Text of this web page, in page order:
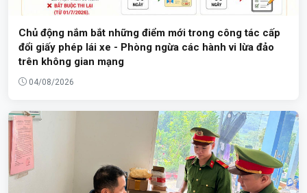
Chủ động nắm bắt những điểm mới trong công tác cấp
đổi giấy phép lái xe - Phòng ngừa các hành vi lừa đảo
trên không gian mạng
04/08/2026